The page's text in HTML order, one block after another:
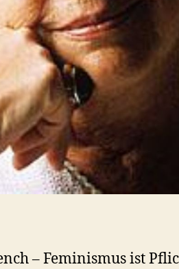
– Feminismus ist